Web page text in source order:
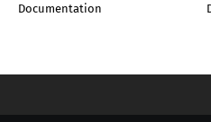
Documentation